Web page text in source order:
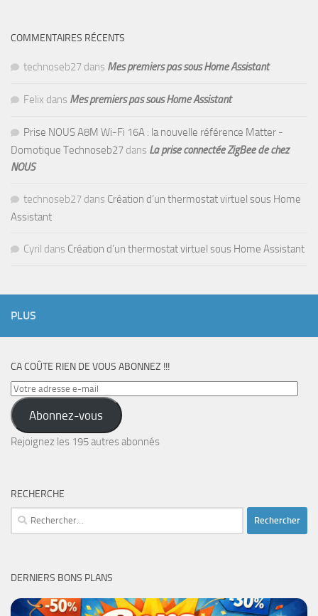
COMMENTAIRES RÉCENTS
technoseb27 dans Mes premiers pas sous Home Assistant
Felix dans Mes premiers pas sous Home Assistant
Prise NOUS A8M Wi-Fi 16A : la nouvelle référence Matter -
Domotique Technoseb27 dans La prise connectée ZigBee de chez
NOUS
technoseb27 dans Création d’un thermostat virtuel sous Home
Assistant
Cyril dans Création d’un thermostat virtuel sous Home Assistant
PLUS
CA COÛTE RIEN DE VOUS ABONNEZ !!!
Votre
adresse
e-
mail
Abonnez-vous
Rejoignez les 195 autres abonnés
RECHERCHE
Rechercher :
DERNIERS BONS PLANS